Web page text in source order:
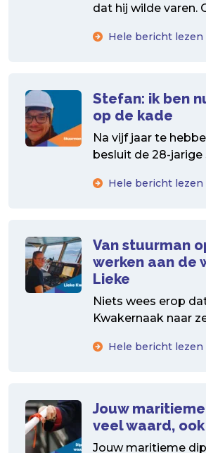
dat hij wilde varen.
zijn...Hele bericht lezen
Stefan: ik ben
op de kade
Na vijf jaar te
besluit de 28-jarige
een walbaan....
Hele bericht lezen
Van stuurman
werken aan de
Lieke
Niets wees erop
Kwakernaak naar
zeevaartopleiding.
Hele bericht lezen
Jouw
veel waard,
Jouw maritieme